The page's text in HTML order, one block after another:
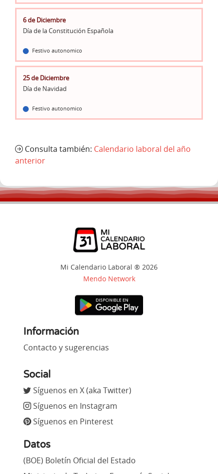
6 de Diciembre
Día de la Constitución Española
Festivo autonomico
25 de Diciembre
Día de Navidad
Festivo autonomico
Consulta también: Calendario laboral del año
anterior
Mi Calendario Laboral ® 2026
Mendo Network
Información
Contacto y sugerencias
Social
Síguenos en X (aka Twitter)
Síguenos en Instagram
Síguenos en Pinterest
Datos
(BOE) Boletín Oficial del Estado